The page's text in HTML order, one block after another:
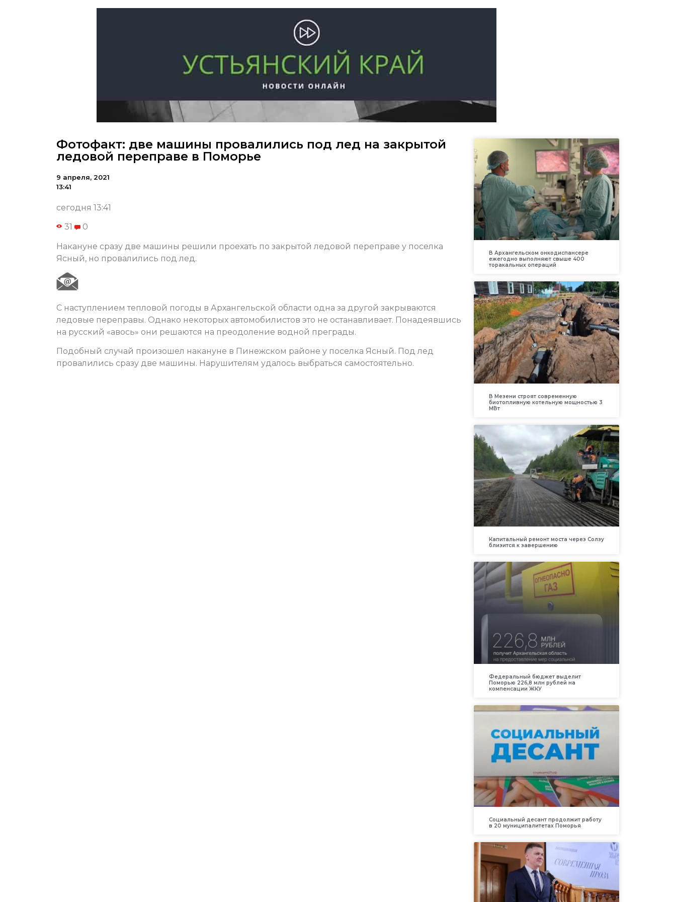
Фотофакт: две машины провалились под лед на закрытой
ледовой переправе в Поморье
9 апреля, 2021
13:41
сегодня 13:41
31 0
Накануне сразу две машины решили проехать по закрытой ледовой переправе у поселка
Ясный, но провалились под лед.
С наступлением тепловой погоды в Архангельской области одна за другой закрываются
ледовые переправы. Однако некоторых автомобилистов это не останавливает. Понадеявшись
на русский «авось» они решаются на преодоление водной преграды.
Подобный случай произошел накануне в Пинежском районе у поселка Ясный. Под лед
провалились сразу две машины. Нарушителям удалось выбраться самостоятельно.
В Архангельском онкодиспансере
ежегодно выполняют свыше 400
торакальных операций
В Мезени строят современную
биотопливную котельную мощностью 3
МВт
Капитальный ремонт моста через Солзу
близится к завершению
Федеральный бюджет выделит
Поморью 226,8 млн рублей на
компенсации ЖКУ
Социальный десант продолжит работу
в 20 муниципалитетах Поморья